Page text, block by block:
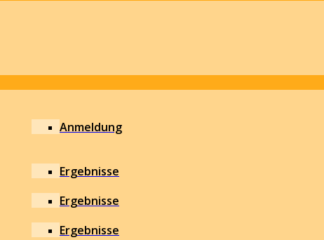
Anmeldung
Ergebnisse
Ergebnisse
Ergebnisse